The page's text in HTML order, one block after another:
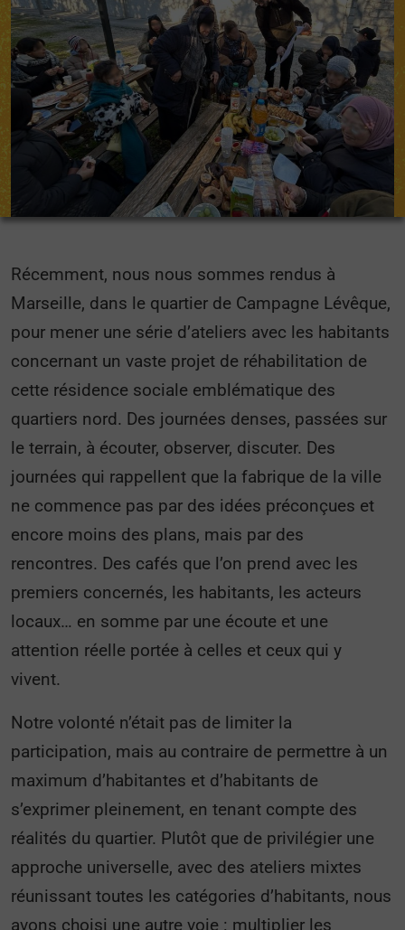
Récemment, nous nous sommes rendus à
Marseille, dans le quartier de Campagne Lévêque,
pour mener une série d’ateliers avec les habitants
concernant un vaste projet de réhabilitation de
cette résidence sociale emblématique des
quartiers nord. Des journées denses, passées sur
le terrain, à écouter, observer, discuter. Des
journées qui rappellent que la fabrique de la ville
ne commence pas par des idées préconçues et
encore moins des plans, mais par des
rencontres. Des cafés que l’on prend avec les
premiers concernés, les habitants, les acteurs
locaux… en somme par une écoute et une
attention réelle portée à celles et ceux qui y
vivent.
Notre volonté n’était pas de limiter la
participation, mais au contraire de permettre à un
maximum d’habitantes et d’habitants de
s’exprimer pleinement, en tenant compte des
réalités du quartier. Plutôt que de privilégier une
approche universelle, avec des ateliers mixtes
réunissant toutes les catégories d’habitants, nous
avons choisi une autre voie : multiplier les